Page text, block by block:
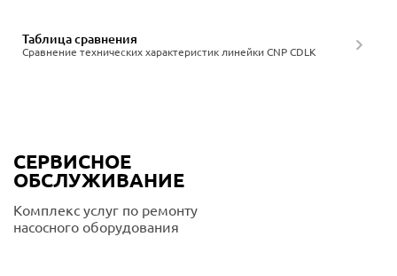
Сравнение технических характеристик линейки CNP CDLK
Таблица сравнения
СЕРВИСНОЕ
ОБСЛУЖИВАНИЕ
Комплекс услуг по ремонту
насосного оборудования